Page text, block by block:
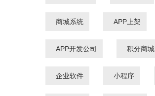
商城系统 APP上架
APP开发公司 积分商城
企业软件 小程序